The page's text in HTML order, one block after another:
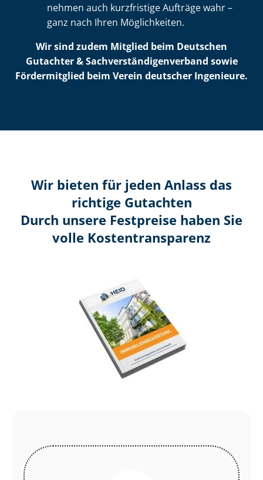
nehmen auch kurzfristige Aufträge wahr –
ganz nach Ihren Möglichkeiten.
Wir sind zudem Mitglied beim Deutschen
Gutachter & Sach­ver­stän­di­gen­ver­band sowie
Fördermitglied beim Verein deutscher Ingenieure.
Wir bieten für jeden Anlass das
richtige Gutachten
Durch unsere Festpreise haben Sie
volle Kosten­transparenz